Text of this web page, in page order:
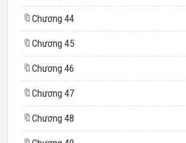
🔖 Chương 44
🔖 Chương 45
🔖 Chương 46
🔖 Chương 47
🔖 Chương 48